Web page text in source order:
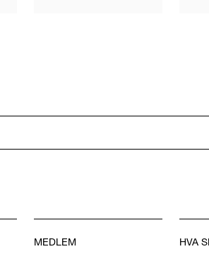
MEDLEM HVA